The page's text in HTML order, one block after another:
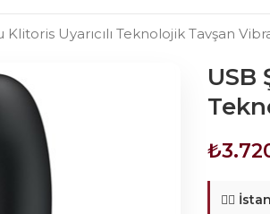
Klitoris Uyarıcılı Teknolojik Tavşan
USB
₺
🚴‍♂️